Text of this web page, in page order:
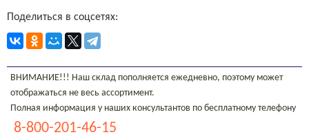
Поделиться в соцсетях:
ВНИМАНИЕ!!! Наш склад пополняется ежедневно, поэтому может
отображаться не весь ассортимент.
Полная информация у наших консультантов по бесплатному телефону
8-800-201-46-15